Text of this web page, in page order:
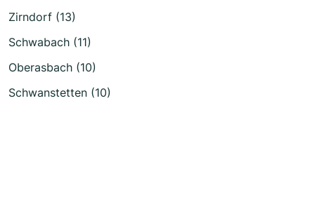
Zirndorf (13)
Schwabach (11)
Oberasbach (10)
Schwanstetten (10)